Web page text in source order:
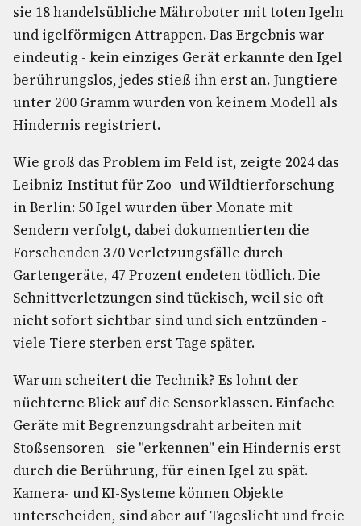
sie 18 handelsübliche Mähroboter mit toten Igeln
und igelförmigen Attrappen. Das Ergebnis war
eindeutig - kein einziges Gerät erkannte den Igel
berührungslos, jedes stieß ihn erst an. Jungtiere
unter 200 Gramm wurden von keinem Modell als
Hindernis registriert.
Wie groß das Problem im Feld ist, zeigte 2024 das
Leibniz-Institut für Zoo- und Wildtierforschung
in Berlin: 50 Igel wurden über Monate mit
Sendern verfolgt, dabei dokumentierten die
Forschenden 370 Verletzungsfälle durch
Gartengeräte, 47 Prozent endeten tödlich. Die
Schnittverletzungen sind tückisch, weil sie oft
nicht sofort sichtbar sind und sich entzünden -
viele Tiere sterben erst Tage später.
Warum scheitert die Technik? Es lohnt der
nüchterne Blick auf die Sensorklassen. Einfache
Geräte mit Begrenzungsdraht arbeiten mit
Stoßsensoren - sie "erkennen" ein Hindernis erst
durch die Berührung, für einen Igel zu spät.
Kamera- und KI-Systeme können Objekte
unterscheiden, sind aber auf Tageslicht und freie